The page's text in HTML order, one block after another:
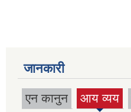
जानकारी
एन कानुन आय व्यय
(active